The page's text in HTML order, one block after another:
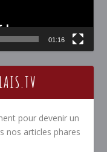
01:16
pour devenir un
nos articles phares